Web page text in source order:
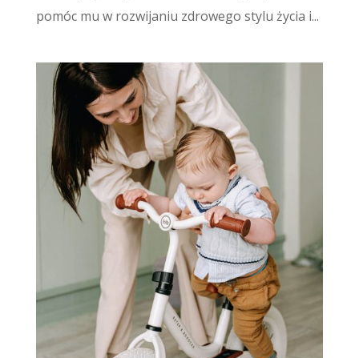
pomóc mu w rozwijaniu zdrowego stylu życia i...